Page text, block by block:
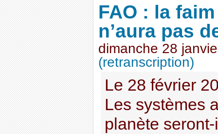
FAO : la
n’aura pas
dimanche 28
(retranscription)
Le 28 février
Les systèmes
planète